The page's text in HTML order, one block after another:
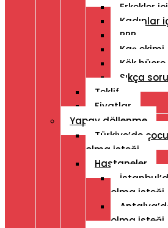
Erkekler
Kadınlar
PRP
Kaş ekimi
Kök
Sıkça
Teklif
Fiyatlar
Yapay döllenme
Türkiye’de
olma isteği
Hastaneler
olma isteği
olma isteği